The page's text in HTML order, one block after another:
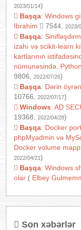
2023/01/14)
Başqa: Windows
Ibrahim
7544, 2023/
Başqa:
izahı və scikit-learn
kartlarının
nümunəsində,
9806,
2022/07/26)
Başqa: Dərin
10766,
2022/07/17)
Windows: AD
19368,
2022/04/28)
Başqa: Docker
phpMyadmin və
Docker volume
2022/04/21)
Başqa: Windows
olar ( Elbey
Son xəbərlər